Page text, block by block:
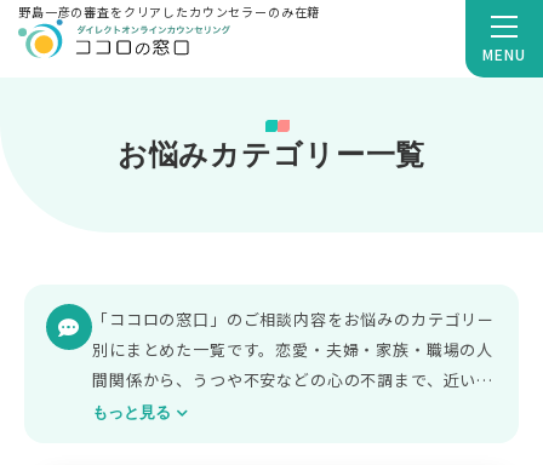
MENU
野島一彦の審査をクリアしたカウンセラーのみ在籍
お悩みカテゴリー一覧
「ココロの窓口」のご相談内容をお悩みのカテゴリー
別にまとめた一覧です。 恋愛・夫婦・家族・職場の人
間関係から、うつや不安などの心の不調まで、近いテ
ーマを選ぶと関連する解説とカウンセラーをご覧いた
もっと見る